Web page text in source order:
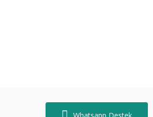
Whatsapp Destek